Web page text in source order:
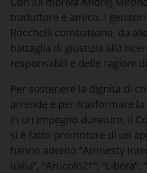
traduttore e amico. I
Rocchelli combattono, da
battaglia di giustizia alla
responsabili e delle ragioni
Per sostenere la dignità di
arrende e per trasformare
in un impegno duraturo, il
si è fatto promotore di un
hanno aderito “Amnesty
Italia”, “Articolo21”, “Libera”,